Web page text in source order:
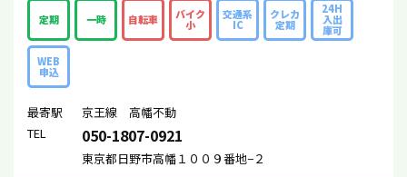
定期 一時 自転車 バイク
小
交通系
IC
クレカ
定期
24H
入出
庫可
WEB
申込
最寄駅
京王線 高幡不動
TEL
050-1807-0921
東京都日野市高幡１００９番地−２